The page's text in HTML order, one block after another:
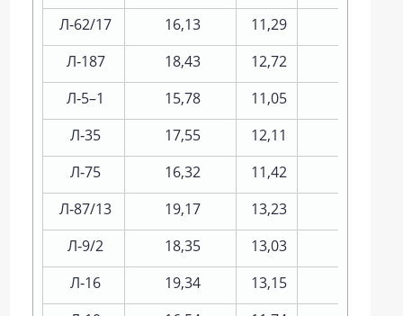
Л‑62/17
16,13 11,29
Л‑187
18,43 12,72
Л‑5–1
15,78 11,05
Л‑35
17,55 12,11
Л‑75
16,32 11,42
Л‑87/13
19,17 13,23
Л‑9/2
18,35 13,03
Л‑16
19,34 13,15